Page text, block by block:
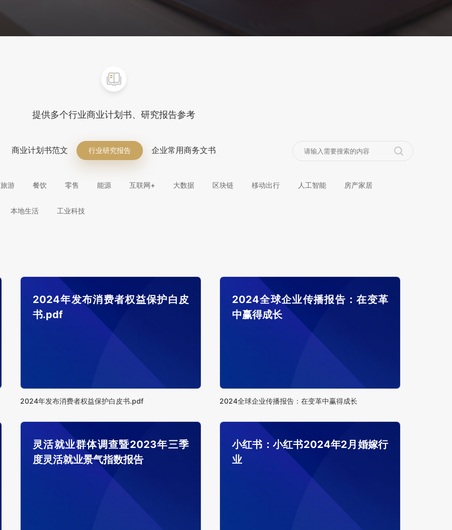
提供多个行业商业计划书、研究报告参考
商业计划书范文 行业研究报告 企业常用商务文书
旅游 餐饮 零售 能源 互联网+ 大数据 区块链 移动出行 人工智能 房产家居
本地生活 工业科技
2024年发布消费者权益保护白皮
书.pdf
2024年发布消费者权益保护白皮书.pdf
2024全球企业传播报告：在变革
中赢得成长
2024全球企业传播报告：在变革中赢得成长
灵活就业群体调查暨2023年三季
度灵活就业景气指数报告
小红书：小红书2024年2月婚嫁行
业